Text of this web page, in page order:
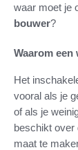
waar moet je
bouwer?
Waarom
Het
vooral als je
of als je
beschikt over
maat te